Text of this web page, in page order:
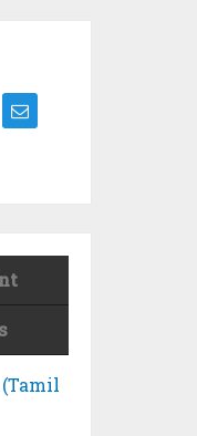
(Tamil